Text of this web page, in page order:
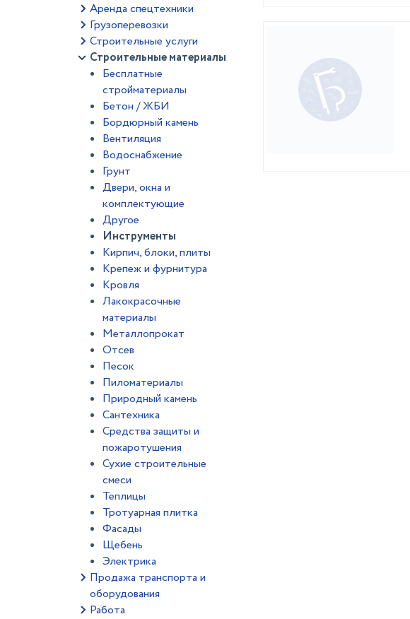
Аренда спецтехники
Грузоперевозки
Строительные услуги
Строительные материалы
Бесплатные
стройматериалы
Бетон / ЖБИ
Бордюрный камень
Вентиляция
Водоснабжение
Грунт
Двери, окна и
комплектующие
Другое
Инструменты
Кирпич, блоки, плиты
Крепеж и фурнитура
Кровля
Лакокрасочные
материалы
Металлопрокат
Отсев
Песок
Пиломатериалы
Природный камень
Сантехника
Средства защиты и
пожаротушения
Сухие строительные
смеси
Теплицы
Тротуарная плитка
Фасады
Щебень
Электрика
Продажа транспорта и
оборудования
Работа